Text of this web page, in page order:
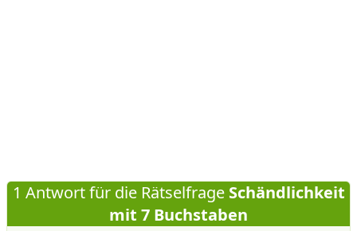
1 Antwort für die RätselfrageSchändlichkeit
mit 7 Buchstaben